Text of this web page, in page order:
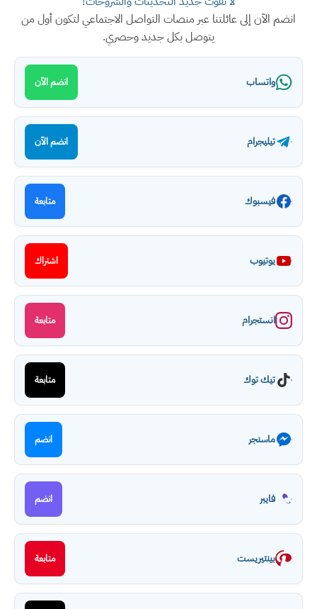
انضم الآن إلى عائلتنا عبر منصات التواصل الاجتماعي لتكون أول من
يتوصل بكل جديد وحصري.
واتساب انضم الآن
تيليجرام انضم الآن
فيسبوك متابعة
يوتيوب اشتراك
انستجرام متابعة
تيك توك متابعة
ماسنجر انضم
فايبر انضم
بينتيريست متابعة